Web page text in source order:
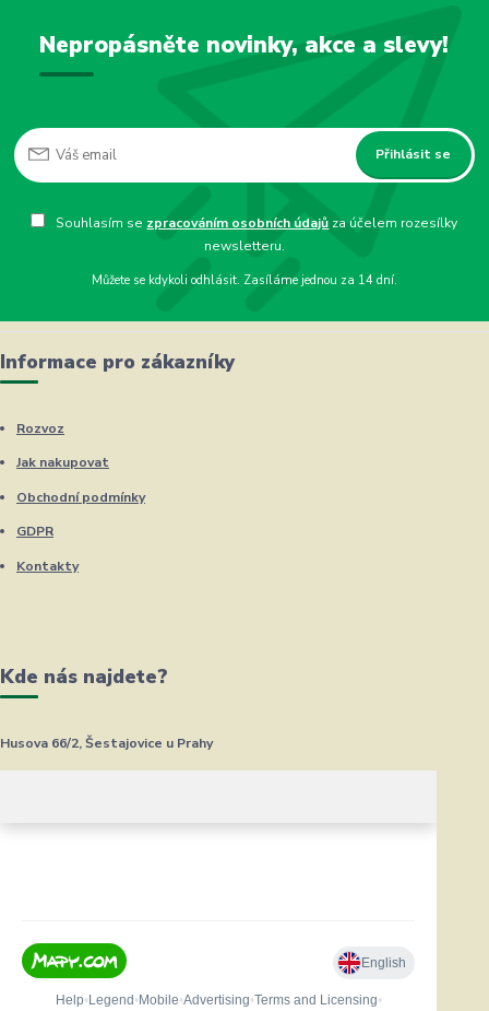
Nepropásněte novinky, akce a slevy!
Přihlásit se
Souhlasím se zpracováním osobních údajů za účelem rozesílky
newsletteru.
Můžete se kdykoli odhlásit. Zasíláme jednou za 14 dní.
Informace pro zákazníky
Rozvoz
Jak nakupovat
Obchodní podmínky
GDPR
Kontakty
Kde nás najdete?
Husova 66/2, Šestajovice u Prahy